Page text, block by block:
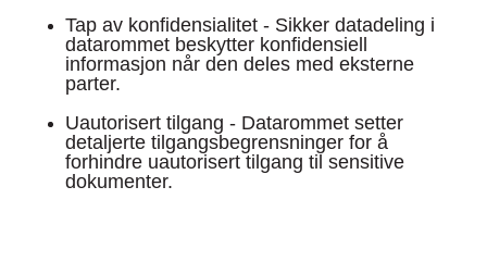
Tap av konfidensialitet - Sikker datadeling i
datarommet beskytter konfidensiell
informasjon når den deles med eksterne
parter.
Uautorisert tilgang - Datarommet setter
detaljerte tilgangsbegrensninger for å
forhindre uautorisert tilgang til sensitive
dokumenter.